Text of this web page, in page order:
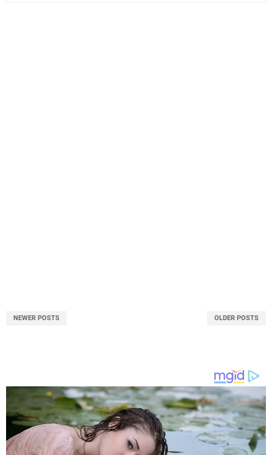
NEWER POSTS OLDER POSTS